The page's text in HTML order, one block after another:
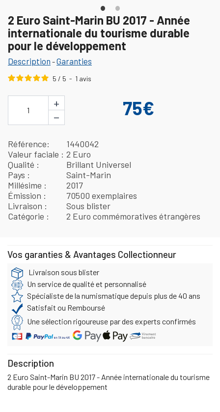
2 Euro Saint-Marin BU 2017 - Année
internationale du tourisme durable
pour le développement
Description -Garanties
5 / 5 - 1 avis
1
+
−
75€
Référence
1440042
Valeur faciale
2 Euro
Qualité
Brillant Universel
Pays
Saint-Marin
Millésime
2017
Émission
70500 exemplaires
Livraison
Sous blister
Catégorie
2 Euro commémoratives étrangères
Vos garanties & Avantages Collectionneur
Livraison sous blister
Un service de qualité et personnalisé
Spécialiste de la numismatique depuis plus de 40 ans
Satisfait ou Remboursé
Une sélection rigoureuse par des experts confirmés
Description
2 Euro Saint-Marin BU 2017 - Année internationale du tourisme
durable pour le développement